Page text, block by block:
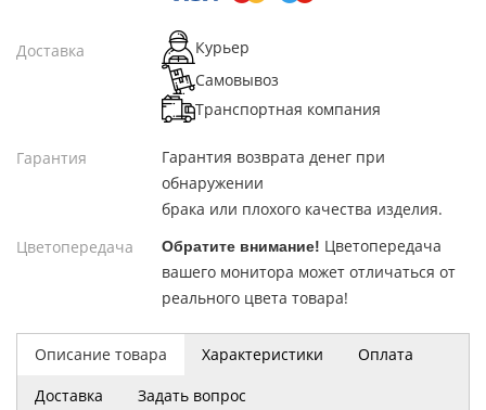
Описание товара Характеристики
Оплата
Доставка
Задать вопрос
Доставка
Курьер
Самовывоз
Транспортная компания
Гарантия
Гарантия возврата денег при
обнаружении
брака или плохого качества изделия.
Цветопередача
Обратите внимание! Цветопередача
вашего монитора может отличаться от
реального цвета товара!